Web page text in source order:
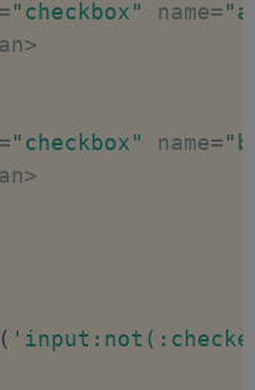
="checkbox" name=
>
="checkbox" name=
>
(